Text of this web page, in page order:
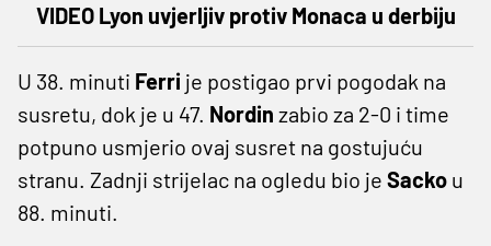
VIDEO Lyon uvjerljiv protiv Monaca u derbiju
U 38. minuti Ferri je postigao prvi pogodak na
susretu, dok je u 47. Nordin zabio za 2-0 i time
potpuno usmjerio ovaj susret na gostujuću
stranu. Zadnji strijelac na ogledu bio je Sacko u
88. minuti.